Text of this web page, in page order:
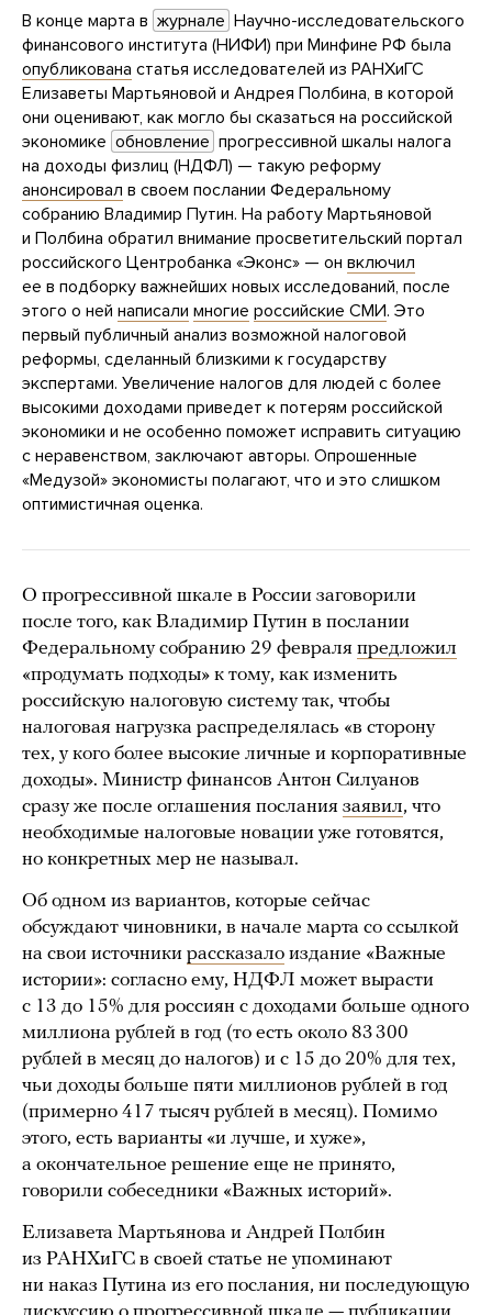
В конце марта в журнале Научно-исследовательского
финансового института (НИФИ) при Минфине РФ была
опубликована статья исследователей из РАНХиГС
Елизаветы Мартьяновой и Андрея Полбина, в которой
они оценивают, как могло бы сказаться на российской
экономике обновление прогрессивной шкалы налога
на доходы физлиц (НДФЛ) — такую реформу
анонсировал в своем послании Федеральному
собранию Владимир Путин. На работу Мартьяновой
и Полбина обратил внимание просветительский портал
российского Центробанка «Эконс» — он включил
ее в подборку важнейших новых исследований, после
этого о ней написали многие российские СМИ. Это
первый публичный анализ возможной налоговой
реформы, сделанный близкими к государству
экспертами. Увеличение налогов для людей с более
высокими доходами приведет к потерям российской
экономики и не особенно поможет исправить ситуацию
с неравенством, заключают авторы. Опрошенные
«Медузой» экономисты полагают, что и это слишком
оптимистичная оценка.
О прогрессивной шкале в России заговорили
после того, как Владимир Путин в послании
Федеральному собранию 29 февраля предложил
«продумать подходы» к тому, как изменить
российскую налоговую систему так, чтобы
налоговая нагрузка распределялась «в сторону
тех, у кого более высокие личные и корпоративные
доходы». Министр финансов Антон Силуанов
сразу же после оглашения послания заявил, что
необходимые налоговые новации уже готовятся,
но конкретных мер не называл.
Об одном из вариантов, которые сейчас
обсуждают чиновники, в начале марта со ссылкой
на свои источники рассказало издание «Важные
истории»: согласно ему, НДФЛ может вырасти
с 13 до 15% для россиян с доходами больше одного
миллиона рублей в год (то есть около 83 300
рублей в месяц до налогов) и с 15 до 20% для тех,
чьи доходы больше пяти миллионов рублей в год
(примерно 417 тысяч рублей в месяц). Помимо
этого, есть варианты «и лучше, и хуже»,
а окончательное решение еще не принято,
говорили собеседники «Важных историй».
Елизавета Мартьянова и Андрей Полбин
из РАНХиГС в своей статье не упоминают
ни наказ Путина из его послания, ни последующую